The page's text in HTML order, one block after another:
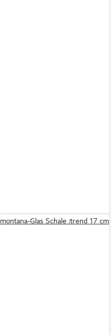
montana-Glas Schale :trend 17 cm